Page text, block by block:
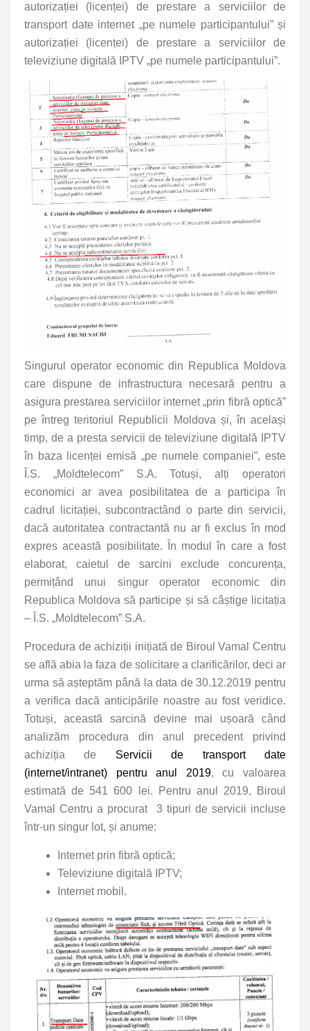
autorizației (licenței) de prestare a serviciilor de
transport date internet „pe numele participantului” și
autorizației (licenței) de prestare a serviciilor de
televiziune digitală IPTV „pe numele participantului”.
Singurul operator economic din Republica Moldova
care dispune de infrastructura necesară pentru a
asigura prestarea serviciilor internet „prin fibră optică”
pe întreg teritoriul Republicii Moldova și, în același
timp, de a presta servicii de televiziune digitală IPTV
în baza licenței emisă „pe numele companiei”, este
Î.S. „Moldtelecom” S.A. Totuși, alți operatori
economici ar avea posibilitatea de a participa în
cadrul licitației, subcontractând o parte din servicii,
dacă autoritatea contractantă nu ar fi exclus în mod
expres această posibilitate. În modul în care a fost
elaborat, caietul de sarcini exclude concurența,
permițând unui singur operator economic din
Republica Moldova să participe și să câștige licitația
– Î.S. „Moldtelecom” S.A.
Procedura de achiziții inițiată de Biroul Vamal Centru
se află abia la faza de solicitare a clarificărilor, deci ar
urma să așteptăm până la data de 30.12.2019 pentru
a verifica dacă anticipările noastre au fost veridice.
Totuși, această sarcină devine mai ușoară când
analizăm procedura din anul precedent privind
achiziția de Servicii de transport date
(internet/intranet) pentru anul 2019, cu valoarea
estimată de 541 600 lei. Pentru anul 2019, Biroul
Vamal Centru a procurat
3 tipuri de servicii incluse
într-un singur lot, și anume:
Internet prin fibră optică;
Televiziune digitală IPTV;
Internet mobil.